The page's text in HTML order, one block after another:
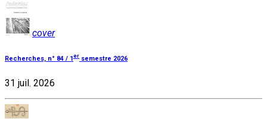
cover
Recherches, n° 84 / 1 er semestre 2026
31 juil. 2026